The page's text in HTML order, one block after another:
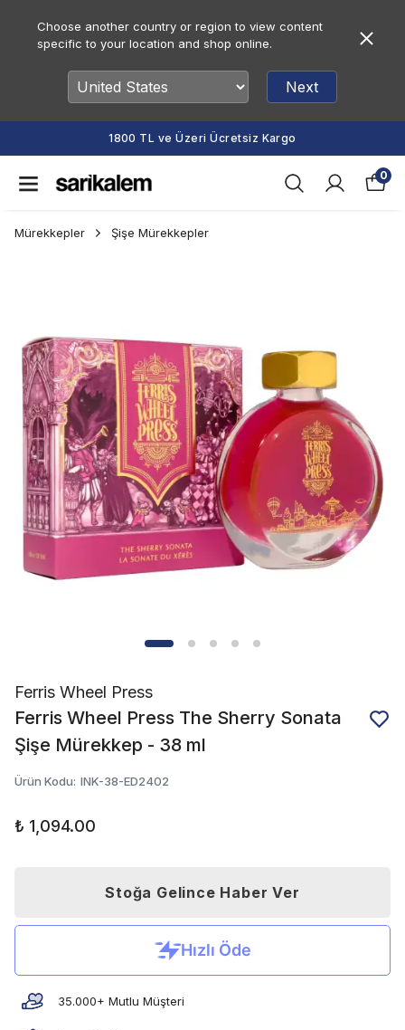
Choose another country or region to view content
specific to your location and shop online.
Next
1800 TL ve Üzeri Ücretsiz Kargo
0
Mürekkepler Şişe Mürekkepler
Ferris Wheel Press
Ferris Wheel Press The Sherry Sonata
Şişe Mürekkep - 38 ml
Ürün Kodu: INK-38-ED2402
₺ 1,094.00
Stoğa Gelince Haber Ver
35.000+ Mutlu Müşteri